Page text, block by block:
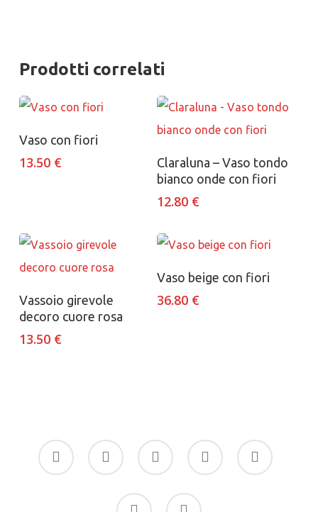
Prodotti correlati
Aggiungi al carrello
Vaso con fiori
13.50 € Aggiungi al carrello
Claraluna – Vaso tondo
bianco onde con fiori
12.80 €
Aggiungi al carrello
Vassoio girevole
decoro cuore rosa
13.50 €
Aggiungi al carrello
Vaso beige con fiori
36.80 €
facebook
google-
plus
instagram whatsapp tiktok
phone email